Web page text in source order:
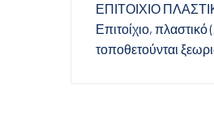
ΕΠΙΤΟΙΧΙΟ
Επιτοίχιο,
τοποθετούνται